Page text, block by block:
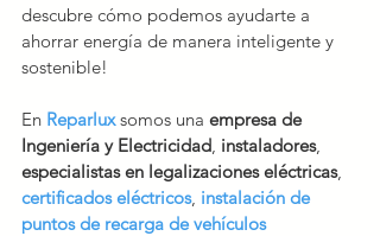
descubre cómo podemos ayudarte a
ahorrar energía de manera inteligente y
sostenible!
En Reparlux somos una empresa de
Ingeniería y Electricidad instaladores,
especialistas en legalizaciones eléctricas,
certificados eléctricos, instalación de
puntos de recarga de vehículos